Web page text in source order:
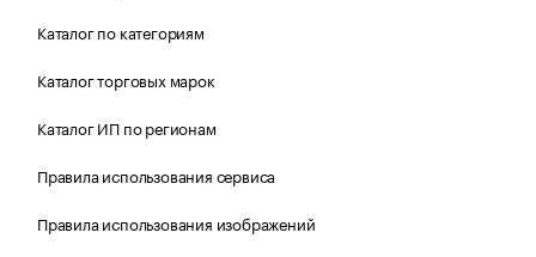
Каталог по категориям
Каталог торговых марок
Каталог ИП по регионам
Правила использования сервиса
Правила использования изображений